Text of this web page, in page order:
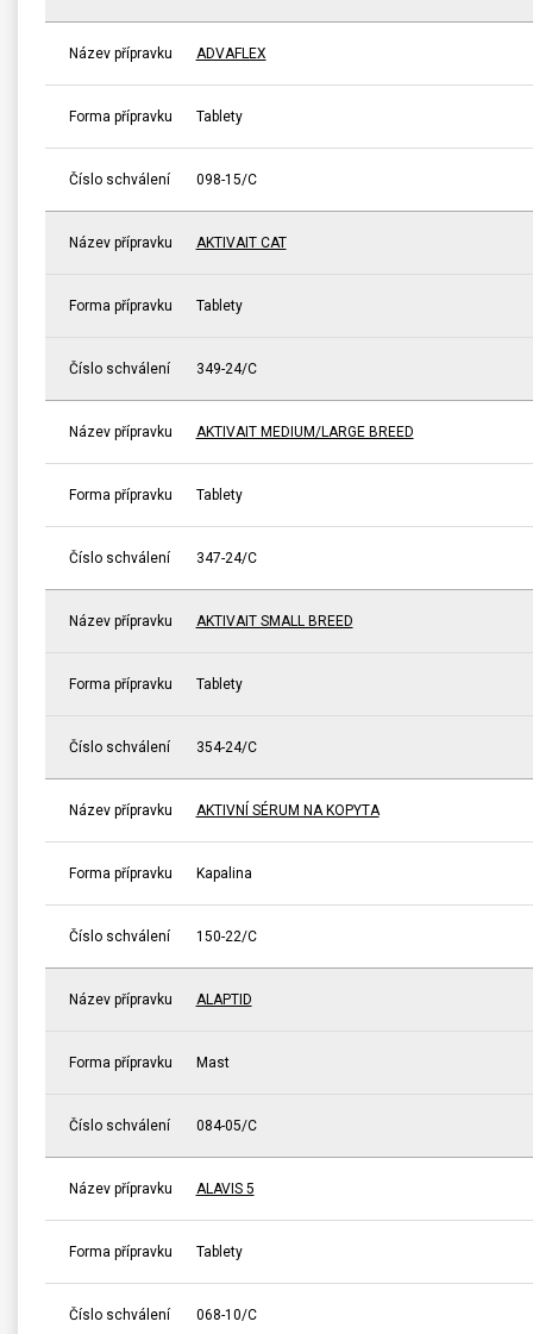
Název přípravku ADVAFLEX
Forma přípravku Tablety
Číslo schválení 098-15/C
Název přípravku AKTIVAIT CAT
Forma přípravku Tablety
Číslo schválení 349-24/C
Název přípravku AKTIVAIT MEDIUM/LARGE BREED
Forma přípravku Tablety
Číslo schválení 347-24/C
Název přípravku AKTIVAIT SMALL BREED
Forma přípravku Tablety
Číslo schválení 354-24/C
Název přípravku AKTIVNÍ SÉRUM NA KOPYTA
Forma přípravku Kapalina
Číslo schválení 150-22/C
Název přípravku ALAPTID
Forma přípravku Mast
Číslo schválení 084-05/C
Název přípravku ALAVIS 5
Forma přípravku Tablety
Číslo schválení 068-10/C